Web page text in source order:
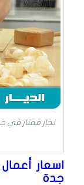
نجار ممتاز في
اسعار
جدة